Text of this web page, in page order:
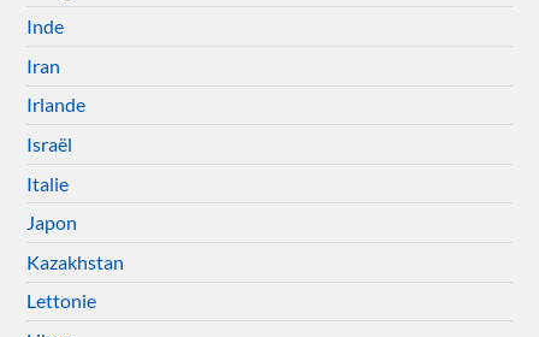
Inde
Iran
Irlande
Israël
Italie
Japon
Kazakhstan
Lettonie